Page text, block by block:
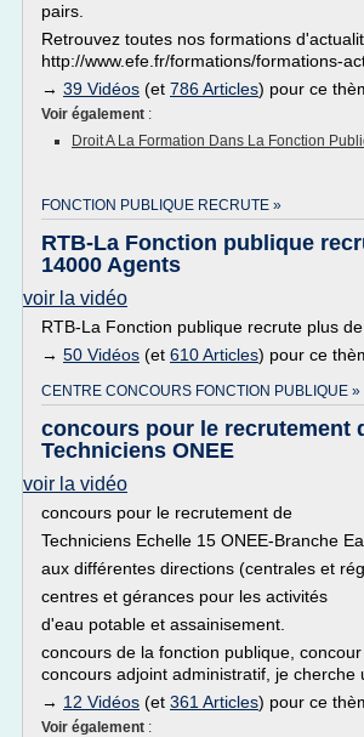
pairs.
Retrouvez toutes nos formations
http://www.efe.fr/formations/formations-
→ 39 Vidéos (et 786 Articles) pour ce
Voir également :
Droit A La Formation Dans La Fonction
FONCTION PUBLIQUE RECRUTE »
RTB-La Fonction publique
14000 Agents
voir la vidéo
RTB-La Fonction publique recrute plus
→ 50 Vidéos (et 610 Articles) pour ce
CENTRE CONCOURS FONCTION PUBLIQUE »
concours pour le recrutement
Techniciens ONEE
voir la vidéo
concours pour le recrutement de
Techniciens Echelle 15 ONEE-Branche
aux différentes directions (centrales et
centres et gérances pour les activités
d'eau potable et assainisement.
concours de la fonction publique,
concours adjoint administratif, je cherche
→ 12 Vidéos (et 361 Articles) pour ce
Voir également :